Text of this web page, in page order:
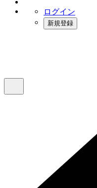
ログイン
新規登録